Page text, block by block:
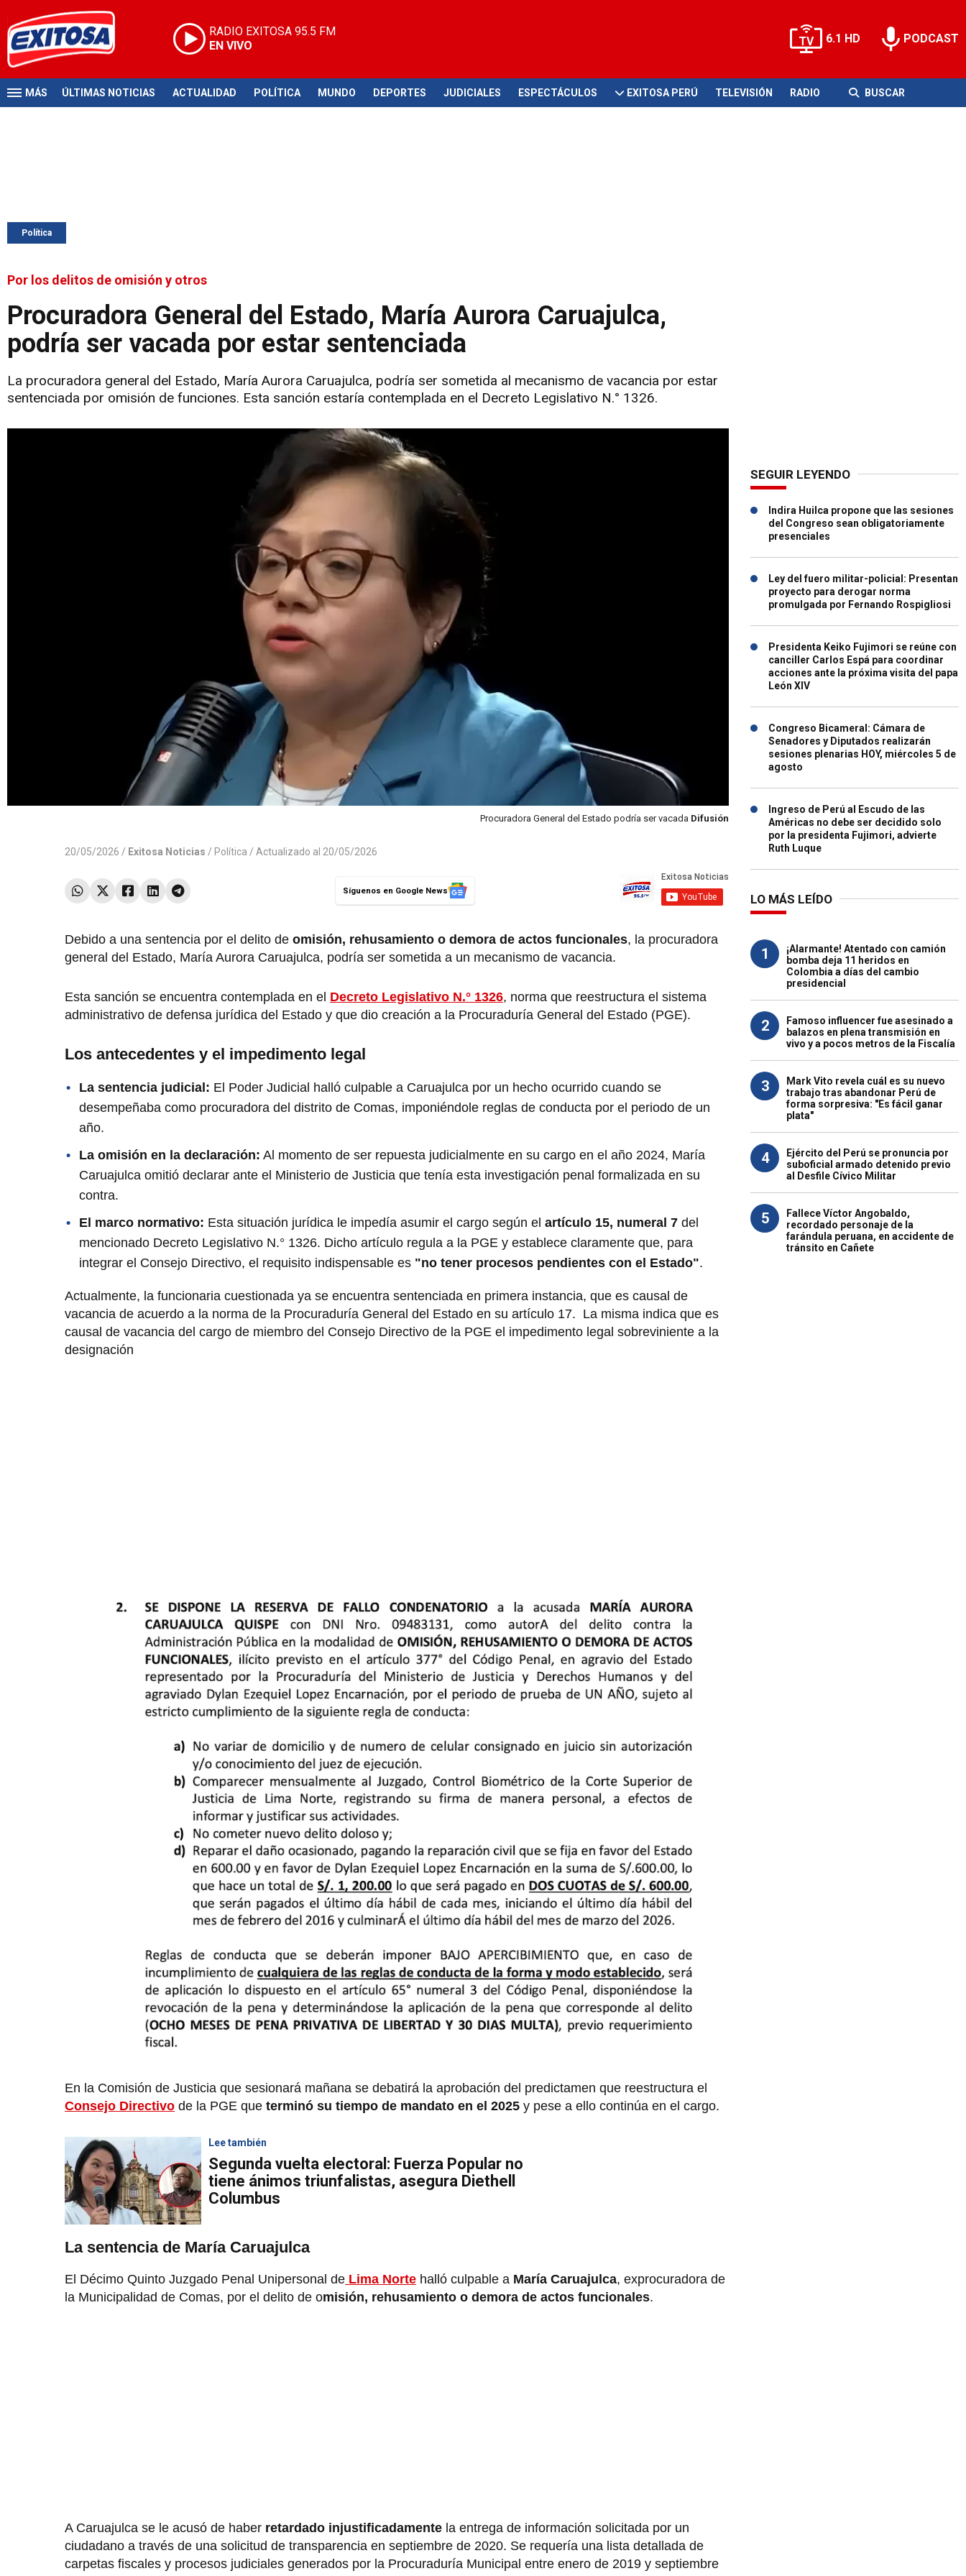
RADIO EXITOSA 95.5 FM
EN VIVO
6.1 HD PODCAST
MÁS ÚLTIMAS NOTICIAS ACTUALIDAD POLÍTICA MUNDO DEPORTES JUDICIALES ESPECTÁCULOS EXITOSA PERÚ TELEVISIÓN RADIO BUSCAR
Política
Por los delitos de omisión y otros
Procuradora General del Estado, María Aurora Caruajulca,
podría ser vacada por estar sentenciada
La procuradora general del Estado, María Aurora Caruajulca, podría ser sometida al mecanismo de vacancia por estar
sentenciada por omisión de funciones. Esta sanción estaría contemplada en el Decreto Legislativo N.° 1326.
Procuradora General del Estado podría ser vacada Difusión
20/05/2026 / Exitosa Noticias / Política / Actualizado al 20/05/2026
Síguenos en Google News
Debido a una sentencia por el delito de omisión, rehusamiento o demora de actos funcionales, la procuradora
general del Estado, María Aurora Caruajulca, podría ser sometida a un mecanismo de vacancia.
Esta sanción se encuentra contemplada en el Decreto Legislativo N.° 1326, norma que reestructura el sistema
administrativo de defensa jurídica del Estado y que dio creación a la Procuraduría General del Estado (PGE).
Los antecedentes y el impedimento legal
La sentencia judicial: El Poder Judicial halló culpable a Caruajulca por un hecho ocurrido cuando se
desempeñaba como procuradora del distrito de Comas, imponiéndole reglas de conducta por el periodo de un
año.
La omisión en la declaración: Al momento de ser repuesta judicialmente en su cargo en el año 2024, María
Caruajulca omitió declarar ante el Ministerio de Justicia que tenía esta investigación penal formalizada en su
contra.
El marco normativo: Esta situación jurídica le impedía asumir el cargo según el artículo 15, numeral 7 del
mencionado Decreto Legislativo N.° 1326. Dicho artículo regula a la PGE y establece claramente que, para
integrar el Consejo Directivo, el requisito indispensable es "no tener procesos pendientes con el Estado".
Actualmente, la funcionaria cuestionada ya se encuentra sentenciada en primera instancia, que es causal de
vacancia de acuerdo a la norma de la Procuraduría General del Estado en su artículo 17. La misma indica que es
causal de vacancia del cargo de miembro del Consejo Directivo de la PGE el impedimento legal sobreviniente a la
designación
En la Comisión de Justicia que sesionará mañana se debatirá la aprobación del predictamen que reestructura el
Consejo Directivo de la PGE que terminó su tiempo de mandato en el 2025 y pese a ello continúa en el cargo.
Lee también
Segunda vuelta electoral: Fuerza Popular no
tiene ánimos triunfalistas, asegura Diethell
Columbus
La sentencia de María Caruajulca
El Décimo Quinto Juzgado Penal Unipersonal de Lima Norte halló culpable a María Caruajulca, exprocuradora de
la Municipalidad de Comas, por el delito de omisión, rehusamiento o demora de actos funcionales.
A Caruajulca se le acusó de haber retardado injustificadamente la entrega de información solicitada por un
ciudadano a través de una solicitud de transparencia en septiembre de 2020. Se requería una lista detallada de
carpetas fiscales y procesos judiciales generados por la Procuraduría Municipal entre enero de 2019 y septiembre
SEGUIR LEYENDO
Indira Huilca propone que las sesiones
del Congreso sean obligatoriamente
presenciales
Ley del fuero militar-policial: Presentan
proyecto para derogar norma
promulgada por Fernando Rospigliosi
Presidenta Keiko Fujimori se reúne con
canciller Carlos Espá para coordinar
acciones ante la próxima visita del papa
León XIV
Congreso Bicameral: Cámara de
Senadores y Diputados realizarán
sesiones plenarias HOY, miércoles 5 de
agosto
Ingreso de Perú al Escudo de las
Américas no debe ser decidido solo
por la presidenta Fujimori, advierte
Ruth Luque
LO MÁS LEÍDO
1
¡Alarmante! Atentado con camión
bomba deja 11 heridos en
Colombia a días del cambio
presidencial
2
Famoso influencer fue asesinado a
balazos en plena transmisión en
vivo y a pocos metros de la Fiscalía
3
Mark Vito revela cuál es su nuevo
trabajo tras abandonar Perú de
forma sorpresiva: "Es fácil ganar
plata"
4
Ejército del Perú se pronuncia por
suboficial armado detenido previo
al Desfile Cívico Militar
5
Fallece Víctor Angobaldo,
recordado personaje de la
farándula peruana, en accidente de
tránsito en Cañete